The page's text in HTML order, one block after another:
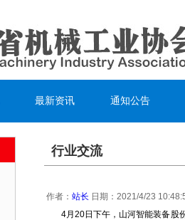
最新资讯 通知公告
行业交流
作者： 站长 日期：2021/4/23
4月20日下午，山河智能装备股